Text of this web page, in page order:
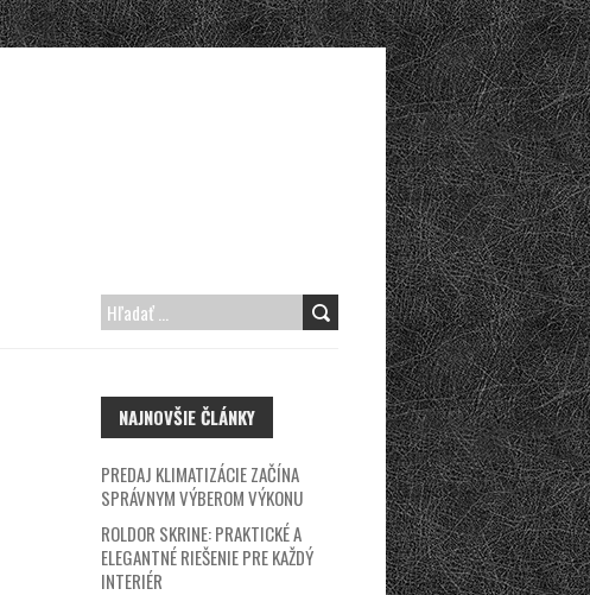
H
Ť
:
NAJNOVŠIE ČLÁNKY
PREDAJ KLIMATIZÁCIE ZAČÍNA
SPRÁVNYM VÝBEROM VÝKONU
ROLDOR SKRINE: PRAKTICKÉ A
ELEGANTNÉ RIEŠENIE PRE KAŽDÝ
INTERIÉR